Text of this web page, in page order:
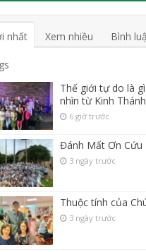
nhất Xem nhiều Bình
Thế giới tự do là
nhìn từ Kinh Thánh
6 giờ trước
Đánh Mất Ơn Cứu
3 ngày trước
Thuộc tính của
3 ngày trước